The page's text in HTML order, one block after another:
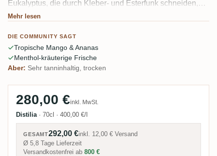
Eukalyptus, die durch Kleber- und Esterfunk schneiden,
dann ein holziger, tanninhaltiger, pfeffriger und bitterer
Mehr lesen
DIE COMMUNITY SAGT
Tropische Mango & Ananas
Menthol-kräuterige Frische
Aber: Sehr tanninhaltig, trocken
280,00 €inkl. MwSt.
Distilia · 70cl · 400,00 €/l
GESAMT292,00 €inkl. 12,00 € Versand
Ø 5,8 Tage Lieferzeit
Versandkostenfrei ab 800 €